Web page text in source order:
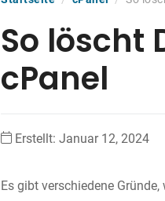
So löscht
cPanel
Erstellt:Januar 12, 2024
Es gibt verschiedene